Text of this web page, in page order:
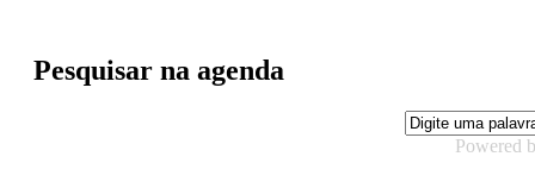
Pesquisar na agenda
Powered